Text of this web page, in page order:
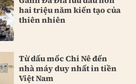
hai triệu năm kiến tạo của
thiên nhiên
Từ dấu mốc Chi Nê đến
nhà máy duy nhất in tiền
Việt Nam